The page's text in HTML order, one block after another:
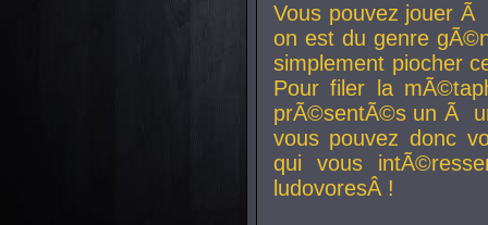
Vous pouvez jouer
on est du genre
simplement piocher
Pour filer la
prÃ©sentÃ©s un Ã
vous pouvez donc
qui vous
ludovoresÂ !